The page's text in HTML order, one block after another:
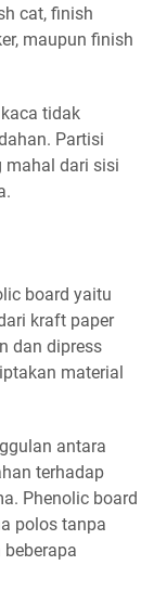
cat, finish
maupun finish
tidak
Partisi
mahal dari sisi
board yaitu
kraft paper
dan dipress
material
antara
terhadap
Phenolic board
polos tanpa